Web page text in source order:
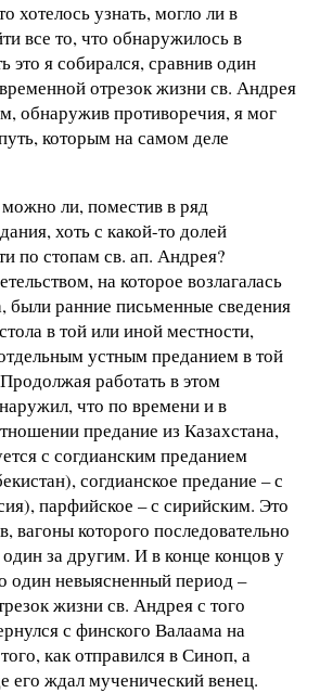
хотелось узнать, могло ли в
все то, что обнаружилось в
это я собирался, сравнив один
отрезок жизни св. Андрея
обнаружив противоречия, я мог
которым на самом деле
ли, поместив в ряд
хоть с какой-то долей
по стопам св. ап. Андрея?
на которое возлагалась
были ранние письменные сведения
в той или иной местности,
устным преданием в той
работать в этом
что по времени и в
предание из Казахстана,
с согдианским преданием
согдианское предание – с
парфийское – с сирийским. Это
вагоны которого последовательно
один за другим. И в конце концов у
один невыясненный период –
жизни св. Андрея с того
с финского Валаама на
как отправился в Синоп, а
его ждал мученический венец.